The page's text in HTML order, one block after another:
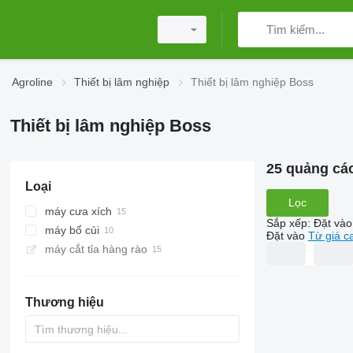
Agroline Thiết bị lâm nghiệp Thiết bị lâm nghiệp Boss
Thiết bị lâm nghiệp Boss
Loại
máy cưa xích
máy cưa xích chạy xăng
máy bổ củi
máy cắt tỉa hàng rào
Thương hiệu
25 quảng
Lọc
Sắp xếp: Đặt vào
Đặt vào Từ giá